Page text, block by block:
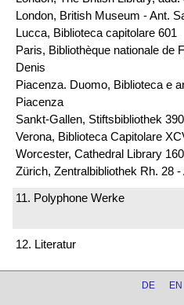
London, British Museum - Ant.
Lucca, Biblioteca capitolare 601
Paris, Bibliothèque nationale de
Denis
Piacenza. Duomo, Biblioteca e
Piacenza
Sankt-Gallen, Stiftsbibliothek 390
Verona, Biblioteca Capitolare
Worcester, Cathedral Library
Zürich, Zentralbibliothek Rh. 28 -
11. Polyphone Werke
12. Literatur
DE EN